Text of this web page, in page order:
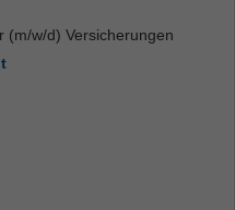
(m/w/d) Versicherungen